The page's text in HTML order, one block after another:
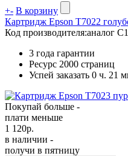
+- В корзину
Картридж Epson T7022
Код производителя:аналог
3 года гарантии
Ресурс 2000 страниц
Успей заказать 0 ч. 21
Покупай больше -
плати меньше
1 120р.
в наличии -
получи в пятницу